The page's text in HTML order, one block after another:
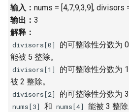
20. 表示数值的字符串
21. 调整数组顺序使奇数位于
偶数前面
22. 链表中倒数第 k 个节点
24. 反转链表
17. 含有所有字符的最短字符
串
18. 有效的回文
19. 最多删除一个字符得到回
文
20. 回文子字符串的个数
3.2. 栈的最小值
3.3. 堆盘子
3.4. 化栈为队
3.5. 栈排序
输入： nums = [4,7,9,3,9], divisors
输出： 3
解释：
divisors[0] 的可整除性分数为
能被 5 整除。
divisors[1] 的可整除性分数为
被 2 整除。
divisors[2] 的可整除性分数为
nums[3] 和 nums[4] 能被 3 整除